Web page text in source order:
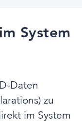
System
Daten
zu
im System